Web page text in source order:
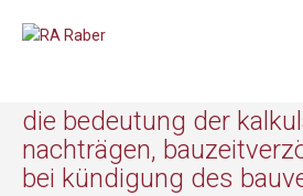
die bedeutung der
nachträgen,
bei kündigung des